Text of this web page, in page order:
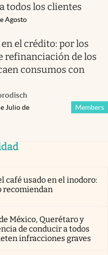
todos los clientes
Agosto
el crédito: por los
refinanciación de los
consumos con
Members
Julio de
café usado en el inodoro:
recomiendan
México, Querétaro y
de conducir a todos
infracciones graves